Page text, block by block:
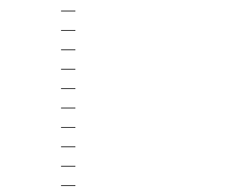
—
—
—
—
—
—
—
—
—
—